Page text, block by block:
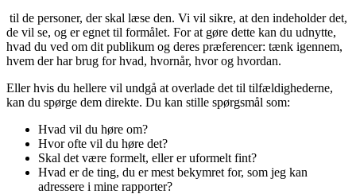
til de personer, der skal læse den. Vi vil sikre, at den indeholder det,
de vil se, og er egnet til formålet. For at gøre dette kan du udnytte,
hvad du ved om dit publikum og deres præferencer: tænk igennem,
hvem der har brug for hvad, hvornår, hvor og hvordan.
Eller hvis du hellere vil undgå at overlade det til tilfældighederne,
kan du spørge dem direkte. Du kan stille spørgsmål som:
Hvad vil du høre om?
Hvor ofte vil du høre det?
Skal det være formelt, eller er uformelt fint?
Hvad er de ting, du er mest bekymret for, som jeg kan
adressere i mine rapporter?